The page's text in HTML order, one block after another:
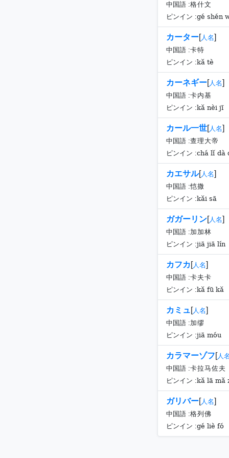
中国語 :格什文
ピンイン :gé shén
カーター[人名]
中国語 :卡特
ピンイン :kǎ tè
カーネギー[人名]
中国語 :卡内基
ピンイン :kǎ nèi jī
カール一世[人名]
中国語 :查理大帝
ピンイン :chá lǐ dà
カエサル[人名]
中国語 :恺撒
ピンイン :kǎi sā
ガガーリン[人名]
中国語 :加加林
ピンイン :jiā jiā lín
カフカ[人名]
中国語 :卡夫卡
ピンイン :kǎ fū kǎ
カミュ[人名]
中国語 :加缪
ピンイン :jiā móu
カラマーゾフ[人名
中国語 :卡拉马佐夫
ピンイン :kǎ lā mǎ
ガリバー[人名]
中国語 :格列佛
ピンイン :gé liè fó